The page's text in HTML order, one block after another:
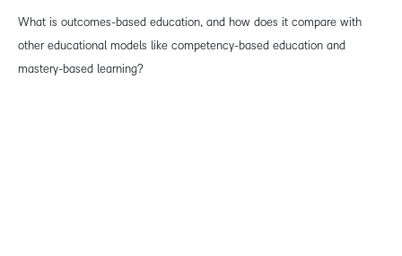
What is outcomes-based education, and how does it compare with
other educational models like competency-based education and
mastery-based learning?